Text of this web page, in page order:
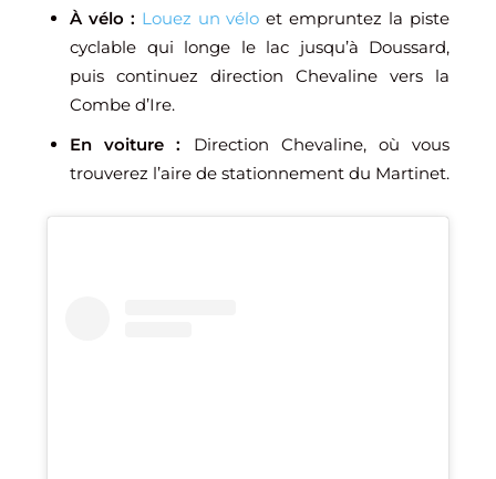
À vélo : Louez un vélo et empruntez la piste
cyclable qui longe le lac jusqu’à Doussard,
puis continuez direction Chevaline vers la
Combe d’Ire.
En voiture : Direction Chevaline, où vous
trouverez l’aire de stationnement du Martinet.